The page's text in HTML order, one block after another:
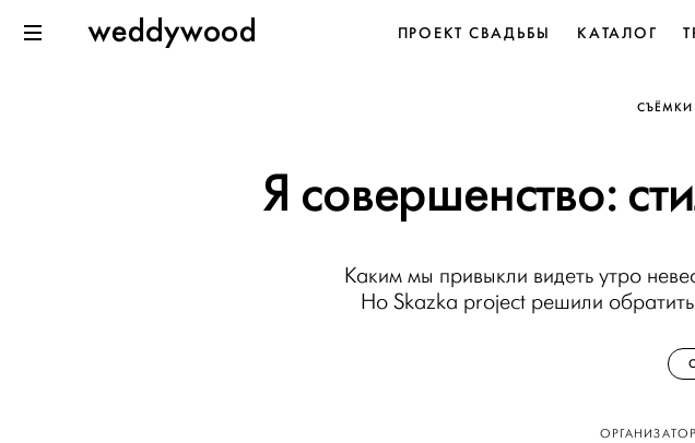
к содержанию
WeddywoodПРОЕКТ СВАДЬБЫ КАТАЛОГ
СЪЁМКИ
Я совершенство:
Каким мы привыкли видеть утро
Но Skazka project решили